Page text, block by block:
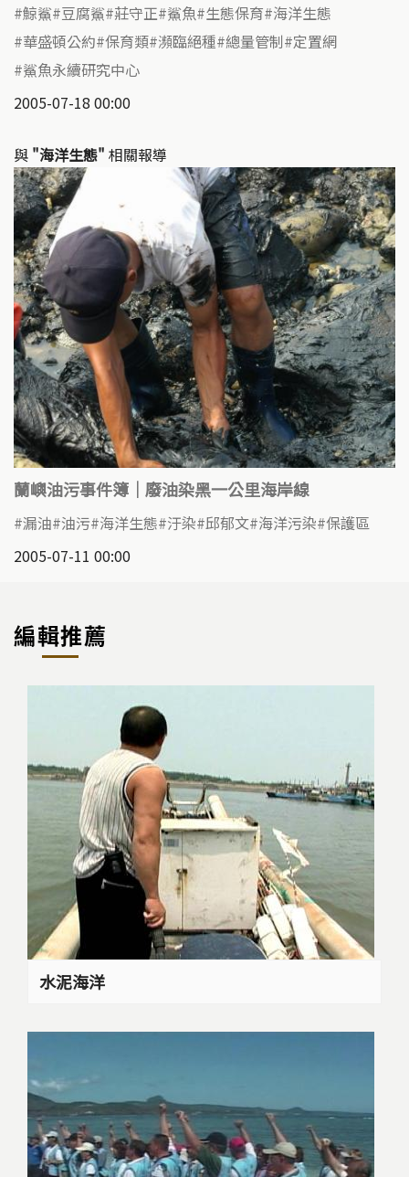
鯨鯊 豆腐鯊 莊守正 鯊魚 生態保育 海洋生態
華盛頓公約 保育類 瀕臨絕種 總量管制 定置網
鯊魚永續研究中心
2005-07-18 00:00
與 "海洋生態" 相關報導
蘭嶼油污事件簿｜廢油染黑一公里海岸線
漏油 油污 海洋生態 汙染 邱郁文 海洋污染 保護區
2005-07-11 00:00
編輯推薦
水泥海洋